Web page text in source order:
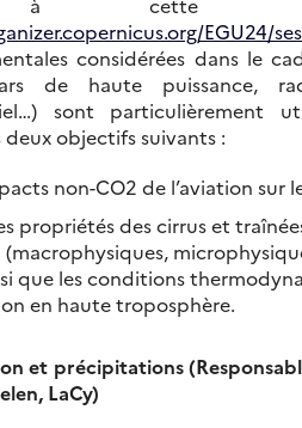
EGU24/
considérées dans le
de haute puissance,
sont particulièrement
objectifs suivants :
non-CO2 de l’aviation sur
propriétés des cirrus et
que les conditions
en haute troposphère.
et précipitations
LaCy)